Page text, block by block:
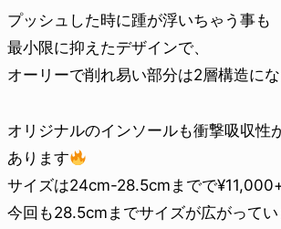
プッシュした時に踵が浮いちゃう事も
最小限に抑えたデザインで、
オーリーで削れ易い部分は2層構造に
オリジナルのインソールも衝撃吸収性
あります
サイズは24cm-28.5cmまでで
今回も28.5cmまでサイズが広がってい